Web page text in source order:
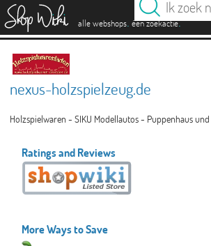
alle webshops. één zoekactie.
nexus-holzspielzeug.de
Holzspielwaren - SIKU Modellautos - Puppenhaus
Ratings and Reviews
More Ways to Save